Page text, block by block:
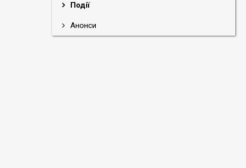
Події
Анонси